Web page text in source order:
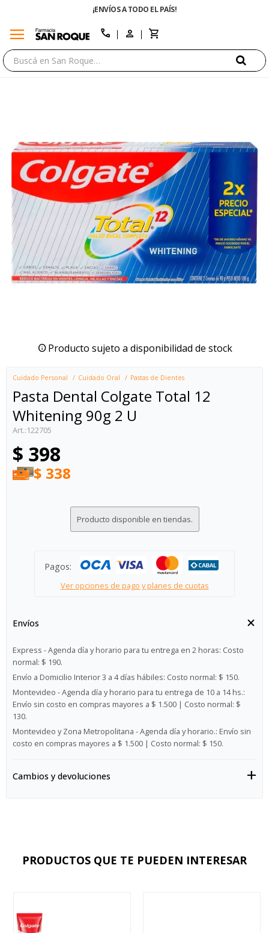
¡ENVÍOS A TODO EL PAÍS!
menu call
Producto sujeto a disponibilidad de stock
Cuidado Personal Cuidado Oral Pastas de Dientes
Pasta Dental Colgate Total 12
Whitening 90g 2 U
122705
$ 398
$ 338
Producto disponible en tiendas.
Pagos:
Ver opciones de pago y planes de cuotas
Envíos
Express - Agenda día y horario para tu entrega en 2 horas: Costo
normal: $ 190.
Envío a Domicilio Interior 3 a 4 días hábiles: Costo normal: $ 150.
Montevideo - Agenda día y horario para tu entrega de 10 a 14 hs.:
Envío sin costo en compras mayores a $ 1.500 | Costo normal: $
130.
Montevideo y Zona Metropolitana - Agenda día y horario.: Envío sin
costo en compras mayores a $ 1.500 | Costo normal: $ 150.
Cambios y devoluciones
PRODUCTOS QUE TE PUEDEN INTERESAR
close